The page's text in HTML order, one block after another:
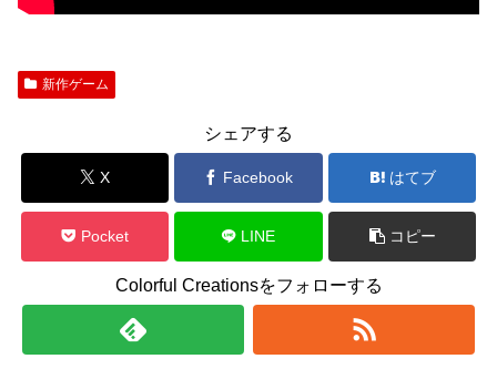
新作ゲーム
シェアする
X Facebook はてブ
Pocket LINE コピー
Colorful Creationsをフォローする